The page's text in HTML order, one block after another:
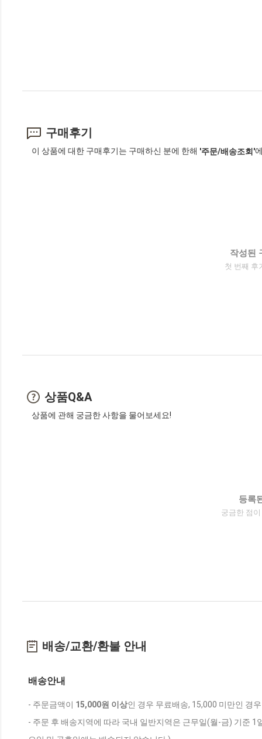
구매후기
이 상품에 대한 구매후기는 구매하신 분에 한해 '주문/배송조회'
작성된
첫 번째 후
상품Q&A
상품에 관해 궁금한 사항을 물어보세요!
등록
궁금한 점
배송/교환/환불 안내
배송안내
- 주문금액이 15,000원 이상인 경우 무료배송, 15,000 미만인 경
- 주문 후 배송지역에 따라 국내 일반지역은 근무일(월-금) 기준